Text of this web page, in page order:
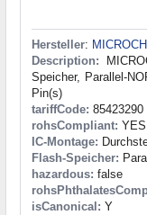
Hersteller:
Description:
Speicher, Parallel-
Pin(s)
tariffCode: 85423290
rohsCompliant: YES
IC-Montage:
Flash-Speicher:
hazardous: false
isCanonical: Y